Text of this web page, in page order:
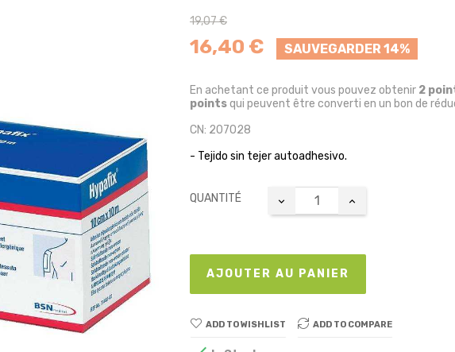
19,07 €
16,40 € SAUVEGARDER 14%
En achetant ce produit vous pouvez obtenir 2
pointsqui peuvent être converti en un bon de
CN: 207028
- Tejido sin tejer autoadhesivo.
QUANTITÉ
AJOUTER AU PANIER
ADD TO WISHLIST ADD TO COMPARE